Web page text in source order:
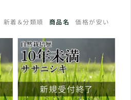
新着＆分類順 商品名 価格が安い